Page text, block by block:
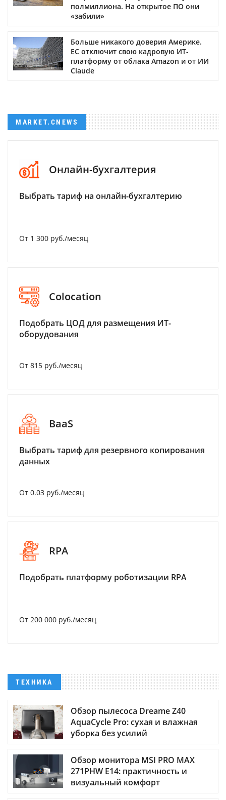
полмиллиона. На открытое ПО они
«забили»
Больше никакого доверия Америке.
ЕС отключит свою кадровую ИТ-
платформу от облака Amazon и от ИИ
Claude
MARKET.CNEWS
Онлайн-бухгалтерия
Выбрать тариф на онлайн-бухгалтерию
От 1 300 руб./месяц
Colocation
Подобрать ЦОД для размещения ИТ-
оборудования
От 815 руб./месяц
BaaS
Выбрать тариф для резервного копирования
данных
От 0.03 руб./месяц
RPA
Подобрать платформу роботизации RPA
От 200 000 руб./месяц
ТЕХНИКА
Обзор пылесоса Dreame Z40
AquaCycle Pro: сухая и влажная
уборка без усилий
Обзор монитора MSI PRO MAX
271PHW E14: практичность и
визуальный комфорт